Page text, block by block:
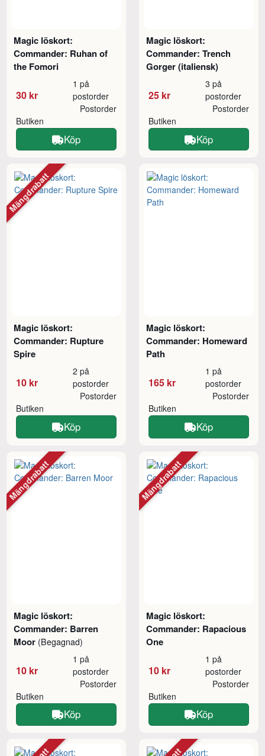
Magic löskort:
Commander: Ruhan of
the Fomori
30 kr
1 på
postorder
Butiken
Postorder
Köp
Magic löskort:
Commander: Trench
Gorger (italiensk)
25 kr
3 på
postorder
Butiken
Postorder
Köp
Magic löskort:
Commander: Rupture
Spire
10 kr
2 på
postorder
Butiken
Postorder
Köp
Mängdrabatt
Magic löskort:
Commander: Homeward
Path
165 kr
1 på
postorder
Butiken
Postorder
Köp
Magic löskort:
Commander: Barren
Moor (Begagnad)
10 kr
1 på
postorder
Butiken
Postorder
Köp
Mängdrabatt
Magic löskort:
Commander: Rapacious
One
10 kr
1 på
postorder
Butiken
Postorder
Köp
Mängdrabatt